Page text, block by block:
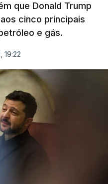
que Donald Trump
cinco principais
e gás.
19:22